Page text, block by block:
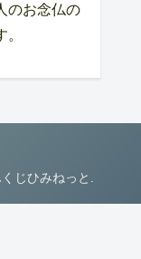
のお念仏の
じひみねっと.